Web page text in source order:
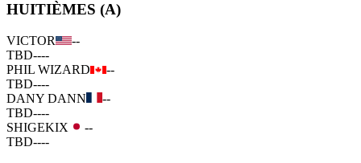
HUITIÈMES (A)
VICTOR
--
TBD----
PHIL WIZARD
--
TBD----
DANY DANN
--
TBD----
SHIGEKIX
--
TBD----